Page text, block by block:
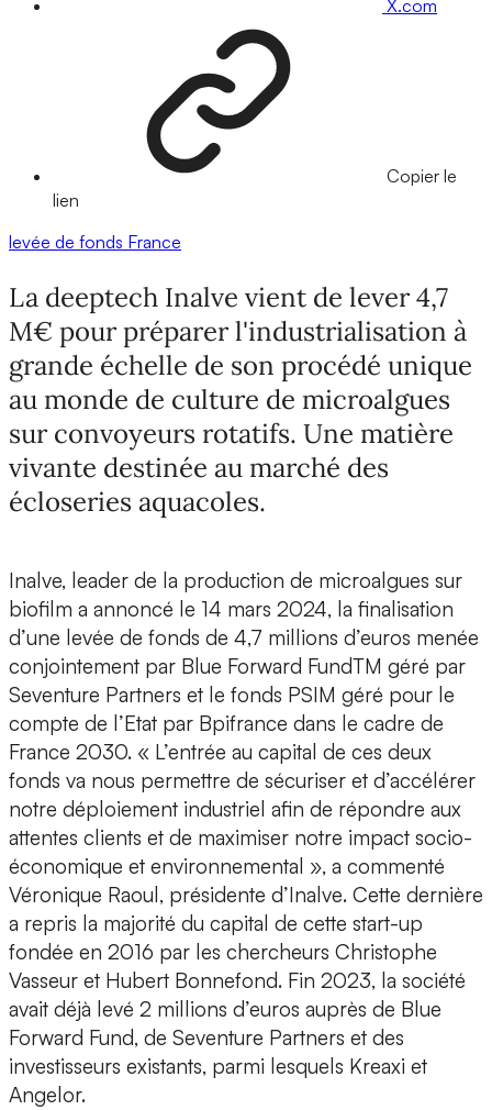
X.com
Copier le
lien
levée de fonds France
La deeptech Inalve vient de lever 4,7
M€ pour préparer l'industrialisation à
grande échelle de son procédé unique
au monde de culture de microalgues
sur convoyeurs rotatifs. Une matière
vivante destinée au marché des
écloseries aquacoles.
Inalve, leader de la production de microalgues sur
biofilm a annoncé le 14 mars 2024, la finalisation
d’une levée de fonds de 4,7 millions d’euros menée
conjointement par Blue Forward FundTM géré par
Seventure Partners et le fonds PSIM géré pour le
compte de l’Etat par Bpifrance dans le cadre de
France 2030. « L’entrée au capital de ces deux
fonds va nous permettre de sécuriser et d’accélérer
notre déploiement industriel afin de répondre aux
attentes clients et de maximiser notre impact socio-
économique et environnemental », a commenté
Véronique Raoul, présidente d’Inalve. Cette dernière
a repris la majorité du capital de cette start-up
fondée en 2016 par les chercheurs Christophe
Vasseur et Hubert Bonnefond. Fin 2023, la société
avait déjà levé 2 millions d’euros auprès de Blue
Forward Fund, de Seventure Partners et des
investisseurs existants, parmi lesquels Kreaxi et
Angelor.